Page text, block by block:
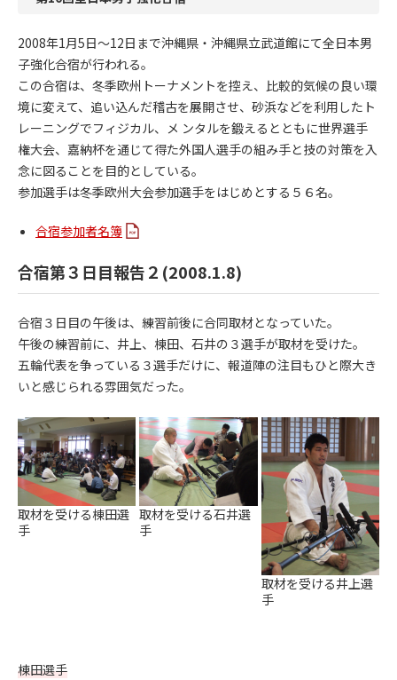
2008年1月5日～12日まで沖縄県・沖縄県立武道館にて全日本男
子強化合宿が行われる。
この合宿は、冬季欧州トーナメントを控え、比較的気候の良い環
境に変えて、追い込んだ稽古を展開させ、砂浜などを利用したト
レーニングでフィジカル、メ ンタルを鍛えるとともに世界選手
権大会、嘉納杯を通じて得た外国人選手の組み手と技の対策を入
念に図ることを目的としている。
参加選手は冬季欧州大会参加選手をはじめとする５６名。
合宿参加者名簿
合宿第３日目報告２(2008.1.8)
合宿３日目の午後は、練習前後に合同取材となっていた。
午後の練習前に、井上、棟田、石井の３選手が取材を受けた。
五輪代表を争っている３選手だけに、報道陣の注目もひと際大き
いと感じられる雰囲気だった。
取材を受ける棟田選
手
取材を受ける石井選
手
取材を受ける井上選
手
棟田選手